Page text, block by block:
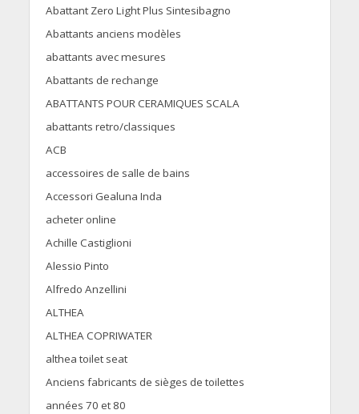
Abattant Zero Light Plus Sintesibagno
Abattants anciens modèles
abattants avec mesures
Abattants de rechange
ABATTANTS POUR CERAMIQUES SCALA
abattants retro/classiques
ACB
accessoires de salle de bains
Accessori Gealuna Inda
acheter online
Achille Castiglioni
Alessio Pinto
Alfredo Anzellini
ALTHEA
ALTHEA COPRIWATER
althea toilet seat
Anciens fabricants de sièges de toilettes
années 70 et 80